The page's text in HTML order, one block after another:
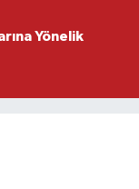
Yönelik